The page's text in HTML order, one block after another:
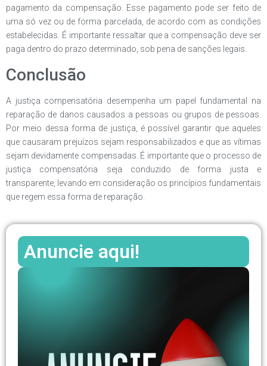
pagamento da compensação. Esse pagamento pode ser feito de
uma só vez ou de forma parcelada, de acordo com as condições
estabelecidas. É importante ressaltar que a compensação deve ser
paga dentro do prazo determinado, sob pena de sanções legais.
Conclusão
A justiça compensatória desempenha um papel fundamental na
reparação de danos causados a pessoas ou grupos de pessoas.
Por meio dessa forma de justiça, é possível garantir que aqueles
que causaram prejuízos sejam responsabilizados e que as vítimas
sejam devidamente compensadas. É importante que o processo de
justiça compensatória seja conduzido de forma justa e
transparente, levando em consideração os princípios fundamentais
que regem essa forma de reparação.
Anuncie aqui!